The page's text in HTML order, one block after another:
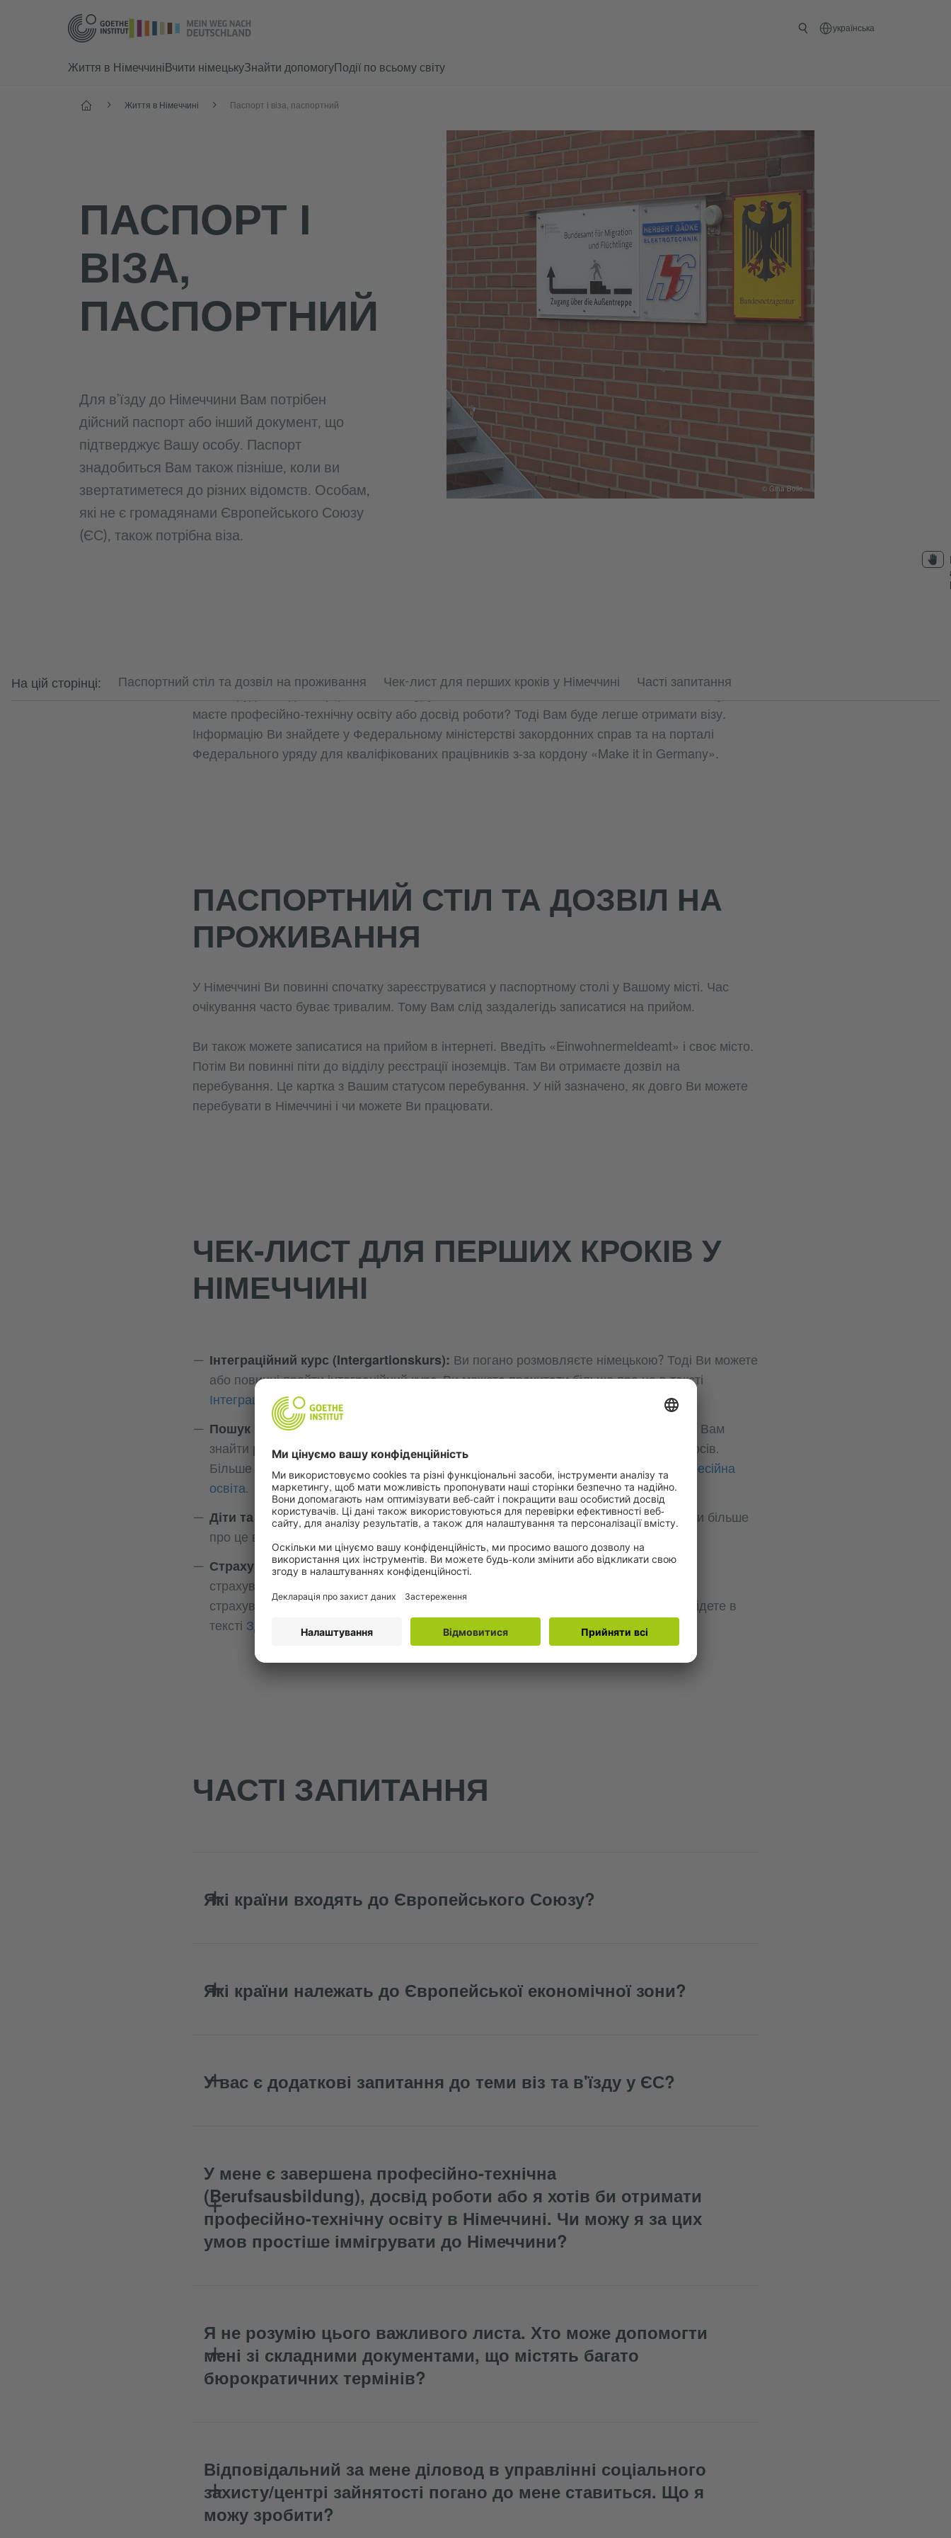
українська
Життя в НімеччиніВчити німецькуЗнайти допомогуПодії по всьому світу
Головнa Життя в Німеччині Паспорт і віза, паспортний
ПАСПОРТ І
ВІЗА,
ПАСПОРТНИЙ
© Gina Bolle
Для в'їзду до Німеччини Вам потрібен
дійсний паспорт або інший документ, що
підтверджує Вашу особу. Паспорт
знадобиться Вам також пізніше, коли ви
звертатиметеся до різних відомств. Особам,
які не є громадянами Європейського Союзу
(ЄС), також потрібна віза.
На цій сторінці: Паспортний стіл та дозвіл на проживання Чек-лист для перших кроків у Німеччині Часті запитання
Ви можете отримати візу в посольстві (або консульстві) Німеччини у Вашій країні. Ви вже
маєте трудовий договір (Arbeitsvertrag) у Німеччині або хтось із членів Вашої сім'ї живе тут? Ви
маєте професійно-технічну освіту або досвід роботи? Тоді Вам буде легше отримати візу.
Інформацію Ви знайдете у Федеральному міністерстві закордонних справ та на порталі
Федерального уряду для кваліфікованих працівників з-за кордону «Make it in Germany».
ПАСПОРТНИЙ СТІЛ ТА ДОЗВІЛ НА
ПРОЖИВАННЯ
У Німеччині Ви повинні спочатку зареєструватися у паспортному столі у Вашому місті. Час
очікування часто буває тривалим. Тому Вам слід заздалегідь записатися на прийом.
Ви також можете записатися на прийом в інтернеті. Введіть «Einwohnermeldeamt» і своє місто.
Потім Ви повинні піти до відділу реєстрації іноземців. Там Ви отримаєте дозвіл на
перебування. Це картка з Вашим статусом перебування. У ній зазначено, як довго Ви можете
перебувати в Німеччині і чи можете Ви працювати.
ЧЕК-ЛИСТ ДЛЯ ПЕРШИХ КРОКІВ У
НІМЕЧЧИНІ
Інтеграційний курс (Intergartionskurs): Ви погано розмовляєте німецькою? Тоді Ви можете
або повинні пройти інтеграційний курс. Ви можете прочитати більше про це в тексті
Інтеграційний курс
Пошук роботи та професійна освіти:
Агентство з працевлаштування допоможе Вам
знайти роботу та надасть інформацію щодо професійної освіти (Ausbildung) та курсів.
Більше інформації Ви знайдете в тексті Робота - пошук роботи навчання
професійна
освіта.
Діти та школа:діти в Німеччині зобов'язані ходити до школи. Ви можете прочитати більше
про це в текстах
Страхування:Деякі види страхування є дуже важливими: перш за все, медичне
страхування (Krankenversicherung), пенсійне страхування (Rentenversicherung) та
страхування на випадок довгострокового догляду. Додаткову інформацію ви знайдете в
тексті Здоров'я і
ЧАСТІ ЗАПИТАННЯ
Які країни входять до Європейського Союзу?
Які країни належать до Європейської економічної зони?
У вас є додаткові запитання до теми віз та в'їзду у ЄС?
У мене є завершена професійно-технічна
(Berufsausbildung), досвід роботи або я хотів би отримати
професійно-технічну освіту в Німеччині. Чи можу я за цих
умов простіше іммігрувати до Німеччини?
Я не розумію цього важливого листа. Хто може допомогти
мені зі складними документами, що містять багато
бюрократичних термінів?
Відповідальний за мене діловод в управлінні соціального
захисту/центрі зайнятості погано до мене ставиться. Що я
можу зробити?